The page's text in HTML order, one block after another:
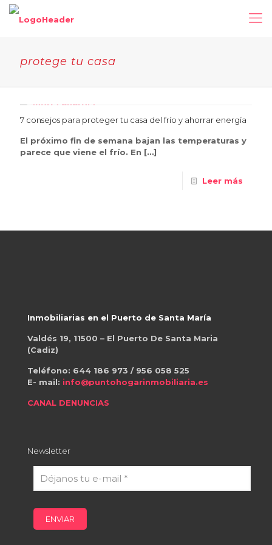
protege tu casa
7 consejos para proteger tu casa del frío y ahorrar energía
El próximo fin de semana bajan las temperaturas y
parece que viene el frío. En […]
Leer más
Inmobiliarias en el Puerto de Santa María
Valdés 19, 11500 – El Puerto De Santa Maria
(Cadiz)
Teléfono: 644 186 973 / 956 058 525
E- mail: info@puntohogarinmobiliaria.es
CANAL DENUNCIAS
Newsletter